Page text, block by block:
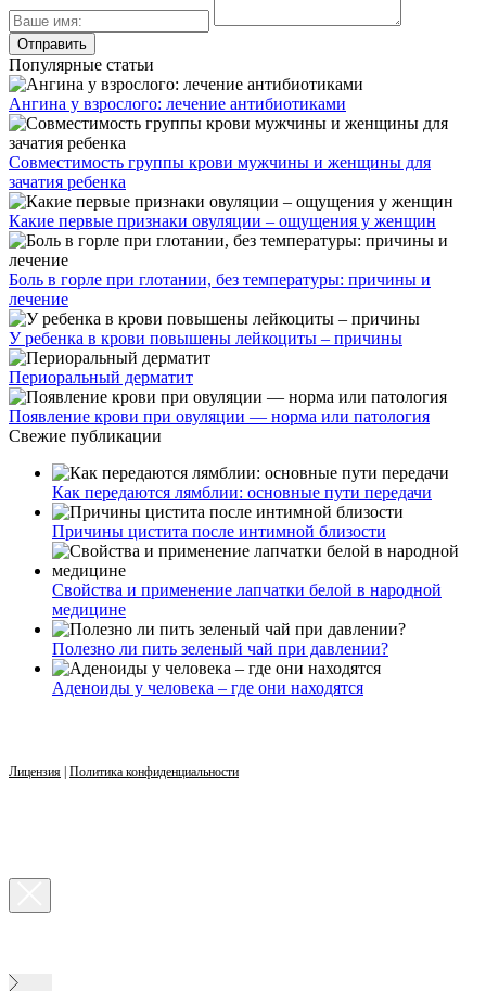
Популярные статьи
Ангина у взрослого: лечение антибиотиками
Совместимость группы крови мужчины и женщины для
зачатия ребенка
Какие первые признаки овуляции – ощущения у женщин
Боль в горле при глотании, без температуры: причины и
лечение
У ребенка в крови повышены лейкоциты – причины
Периоральный дерматит
Появление крови при овуляции — норма или патология
Свежие публикации
Как передаются лямблии: основные пути передачи
Причины цистита после интимной близости
Свойства и применение лапчатки белой в народной
медицине
Полезно ли пить зеленый чай при давлении?
Аденоиды у человека – где они находятся
Лицензия Политика конфиденциальности